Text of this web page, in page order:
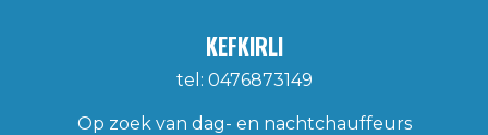
KEFKIRLI
tel: 0476873149
Op zoek van dag- en nachtchauffeurs